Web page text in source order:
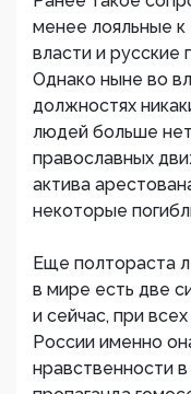
менее лояльные
власти и русские
Однако ныне во
должностях
людей больше
православных
актива
некоторые
Еще полтораста
в мире есть две
и сейчас, при
России именно
нравственности